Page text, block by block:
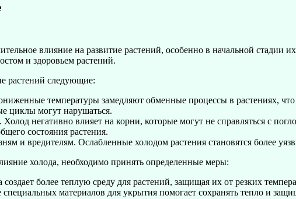
влияние на развитие растений, особенно в начальной
и здоровьем растений.
растений следующие:
температуры замедляют обменные процессы в растениях,
циклы могут нарушаться.
негативно влияет на корни, которые могут не справляться с
состояния растения.
и вредителям. Ослабленные холодом растения становятся более
холода, необходимо принять определенные меры:
более теплую среду для растений, защищая их от резких
материалов для укрытия помогает сохранять тепло и